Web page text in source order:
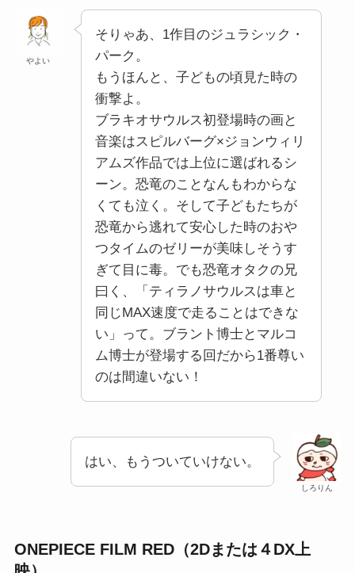
やよい
そりゃあ、1作目のジュラシック・
パーク。
もうほんと、子どもの頃見た時の
衝撃よ。
ブラキオサウルス初登場時の画と
音楽はスピルバーグ×ジョンウィリ
アムズ作品では上位に選ばれるシ
ーン。恐竜のことなんもわからな
くても泣く。そして子どもたちが
恐竜から逃れて安心した時のおや
つタイムのゼリーが美味しそうす
ぎて目に毒。でも恐竜オタクの兄
曰く、「ティラノサウルスは車と
同じMAX速度で走ることはできな
い」って。ブラント博士とマルコ
ム博士が登場する回だから1番尊い
のは間違いない！
しろりん
はい、もうついていけない。
ONEPIECE FILM RED（2Dまたは４DX上